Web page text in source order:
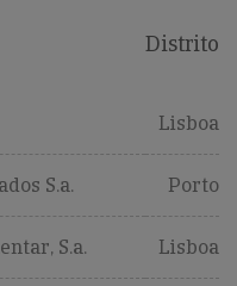
Distrito
Lisboa
S.a. Porto
S.a. Lisboa